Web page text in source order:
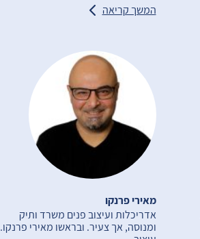
המשך קריאה
מאירי פרנקו
אדריכלות ועיצוב פנים משרד ותיק
ומנוסה, אך צעיר. ובראשו מאירי פרנקו.